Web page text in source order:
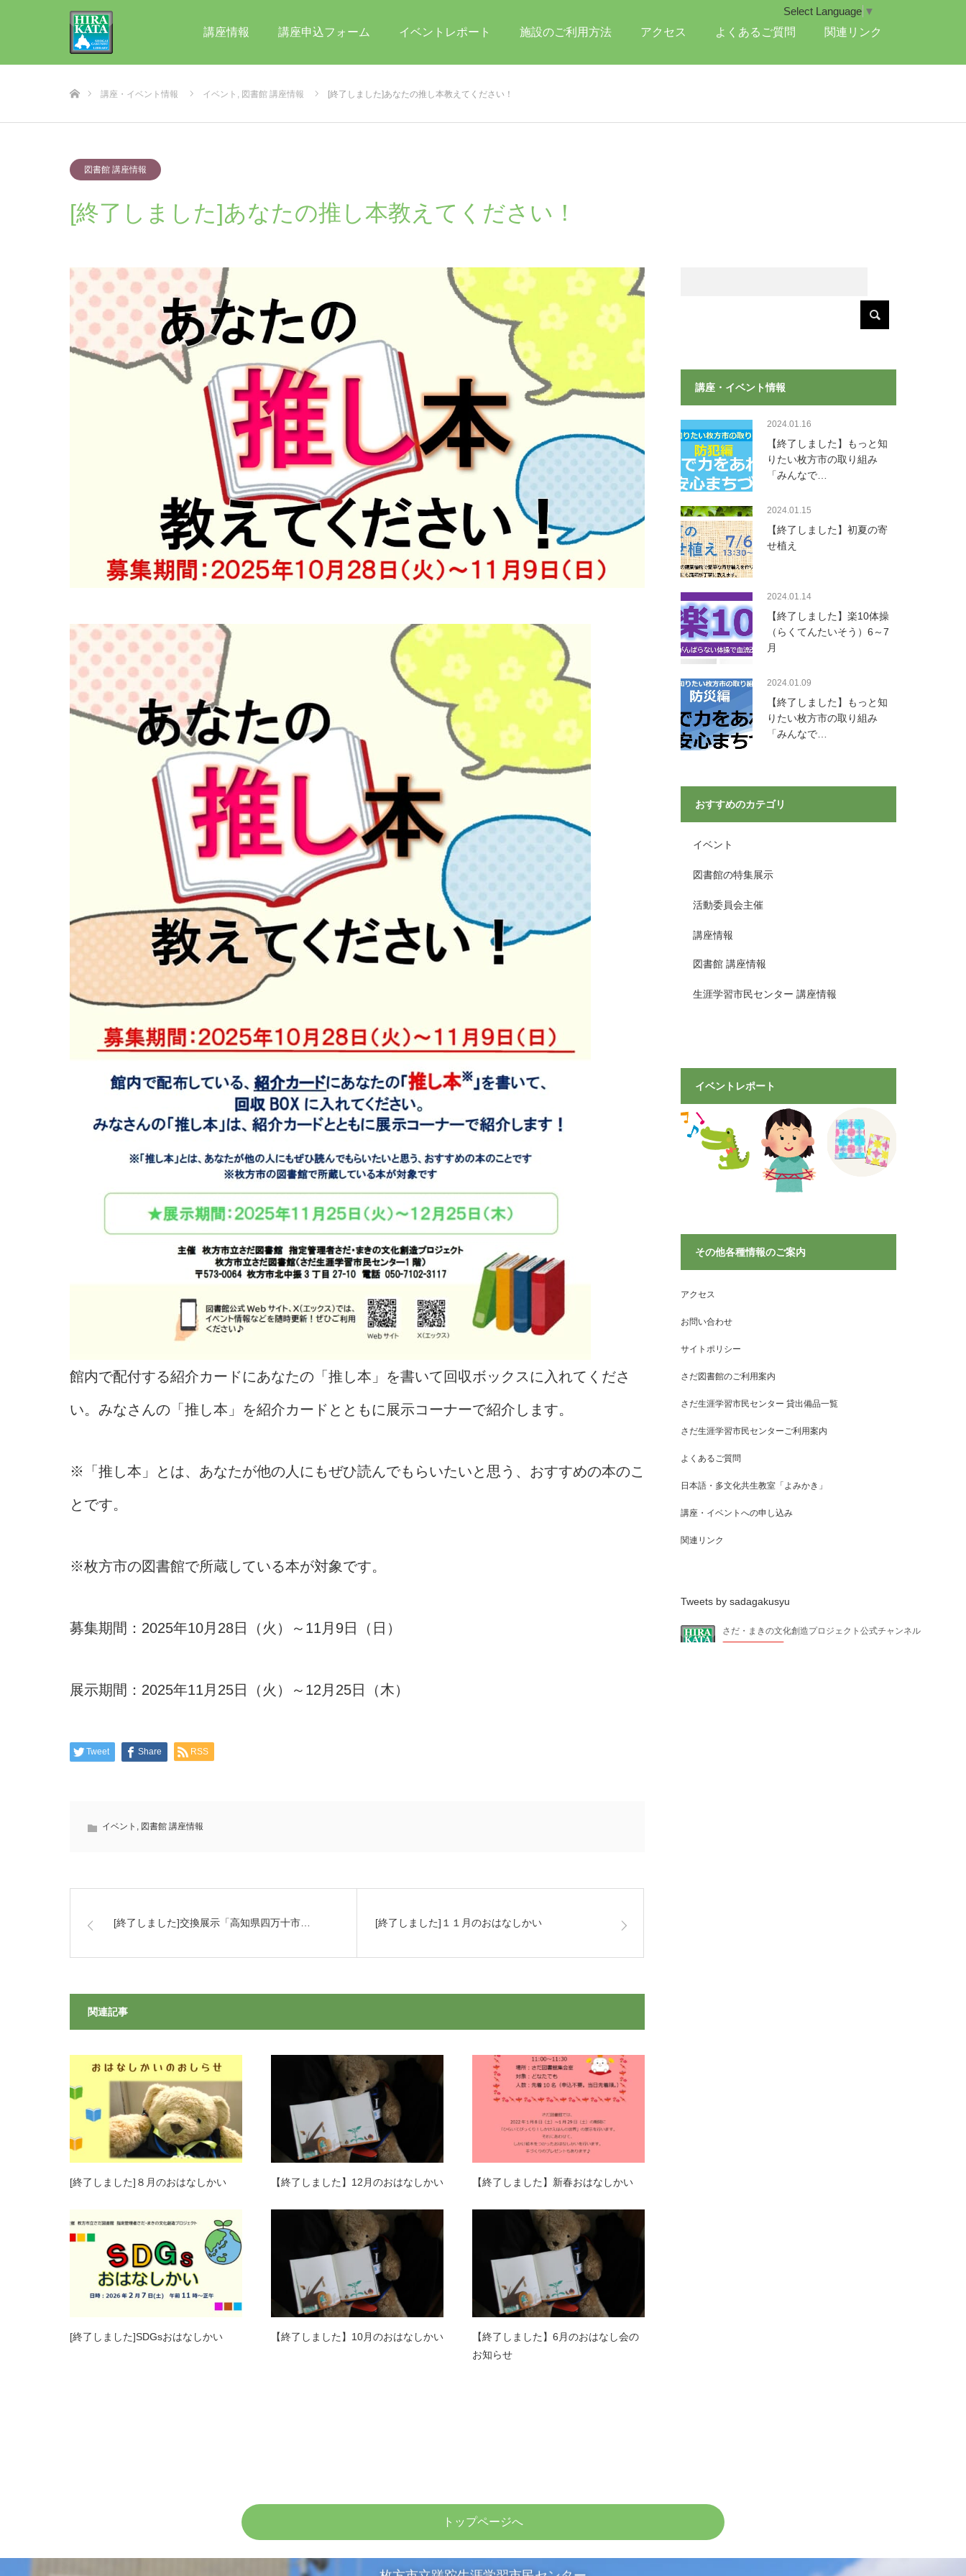
講座情報 講座申込フォーム イベントレポート 施設のご利用方法 アクセス よくあるご質問 関連リンク
Select Language ▼
講座・イベント情報 イベント , 図書館 講座情報 [終了しました]あなたの推し本教えてください！
図書館 講座情報
[終了しました]あなたの推し本教えてください！
館内で配付する紹介カードにあなたの「推し本」を書いて回収ボックスに入れてくださ
い。みなさんの「推し本」を紹介カードとともに展示コーナーで紹介します。
※「推し本」とは、あなたが他の人にもぜひ読んでもらいたいと思う、おすすめの本のこ
とです。
※枚方市の図書館で所蔵している本が対象です。
募集期間：2025年10月28日（火）～11月9日（日）
展示期間：2025年11月25日（火）～12月25日（木）
Tweet Share RSS
イベント 図書館 講座情報
[終了しました]交換展示「高知県四万十市… [終了しました]１１月のおはなしかい
関連記事
[終了しました]８月のおはなしかい 【終了しました】12月のおはなしかい 【終了しました】新春おはなしかい
[終了しました]SDGsおはなしかい 【終了しました】10月のおはなしかい
【終了しました】6月のおはなし会の
お知らせ
講座・イベント情報
2024.01.16
【終了しました】もっと知
りたい枚方市の取り組み
「みんなで…
2024.01.15
【終了しました】初夏の寄
せ植え
2024.01.14
【終了しました】楽10体操
（らくてんたいそう）6～7
月
2024.01.09
【終了しました】もっと知
りたい枚方市の取り組み
「みんなで…
おすすめのカテゴリ
イベント
図書館の特集展示
活動委員会主催
講座情報
図書館 講座情報
生涯学習市民センター 講座情報
イベントレポート
その他各種情報のご案内
アクセス
お問い合わせ
サイトポリシー
さだ図書館のご利用案内
さだ生涯学習市民センター 貸出備品一覧
さだ生涯学習市民センターご利用案内
よくあるご質問
日本語・多文化共生教室「よみかき」
講座・イベントへの申し込み
関連リンク
Tweets by sadagakusyu
トップページへ